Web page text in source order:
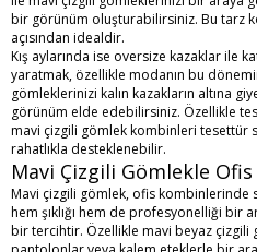
bir görünüm oluşturabilirsiniz. Bu tarz
açısından idealdir.
Kış aylarında ise oversize kazaklar ile
yaratmak, özellikle modanın bu
gömleklerinizi kalın kazakların altına
görünüm elde edebilirsiniz. Özellikle
mavi çizgili gömlek kombinleri tesettür
rahatlıkla desteklenebilir.
Mavi Çizgili Gömlekle
Mavi çizgili gömlek, ofis kombinlerinde
hem şıklığı hem de profesyonelliği bir
bir tercihtir. Özellikle mavi beyaz çizgili